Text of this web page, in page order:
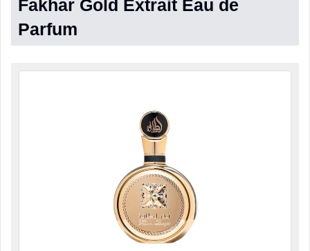
Fakhar Gold Extrait Eau de
Parfum